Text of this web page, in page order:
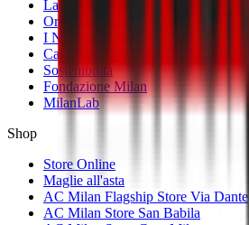
La Società
Organigramma
I Nostri Partner
Casa Milan
Sostenibilità
Fondazione Milan
MilanLab
Shop
Store Online
Maglie all'asta
AC Milan Flagship Store Via Dante
AC Milan Store San Babila